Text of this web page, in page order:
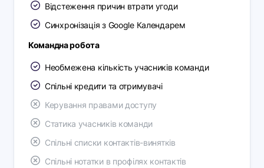
Відстеження причин втрати угоди
Синхронізація з Google Календарем
Командна робота
Необмежена кількість учасників команди
Спільні кредити та отримувачі
Керування правами доступу
Статика учасників команди
Спільні списки контактів-винятків
Спільні нотатки в профілях контактів